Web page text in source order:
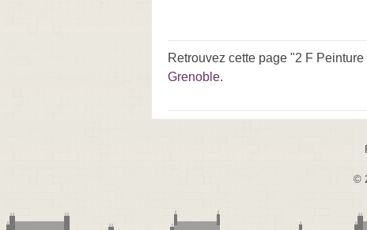
Retrouvez cette page "2 F
Grenoble.
©